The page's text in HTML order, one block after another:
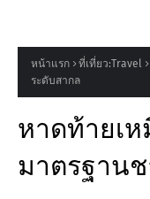
หน้าแรก ที่เที่ยว:Travel
ระดับสากล
หาดท้ายเห
มาตรฐาน